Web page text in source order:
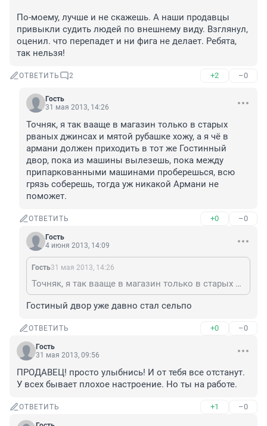
По-моему, лучше и не скажешь. А наши продавцы
привыкли судить людей по внешнему виду. Взглянул,
оценил. что перепадет и ни фига не делает. Ребята,
так нельзя!
ОТВЕТИТЬ 2 +2 –0
Гость
31 мая 2013, 14:26
Точняк, я так вааще в магазин только в старых
рваных джинсах и мятой рубашке хожу, а я чё в
армани должен приходить в тот же Гостинный
двор, пока из машины вылезешь, пока между
припаркованными машинами проберешься, всю
грязь соберешь, тогда уж никакой Армани не
поможет.
ОТВЕТИТЬ +0 –0
Гость
4 июня 2013, 14:09
Гость31 мая 2013, 14:26
Точняк, я так вааще в магазин только в старых рваных джинсах и мятой рубашке хожу, а я чё в армани должен приходить в тот же Гостинный двор, пока из машины вылезешь, пока между припаркованными машинами проберешься, всю грязь соберешь, тогда уж никакой Армани не поможет.
Гостиный двор уже давно стал сельпо
ОТВЕТИТЬ +0 –0
Гость
31 мая 2013, 09:56
ПРОДАВЕЦ! просто улыбнись! И от тебя все отстанут.
У всех бывает плохое настроение. Но ты на работе.
ОТВЕТИТЬ +1 –0